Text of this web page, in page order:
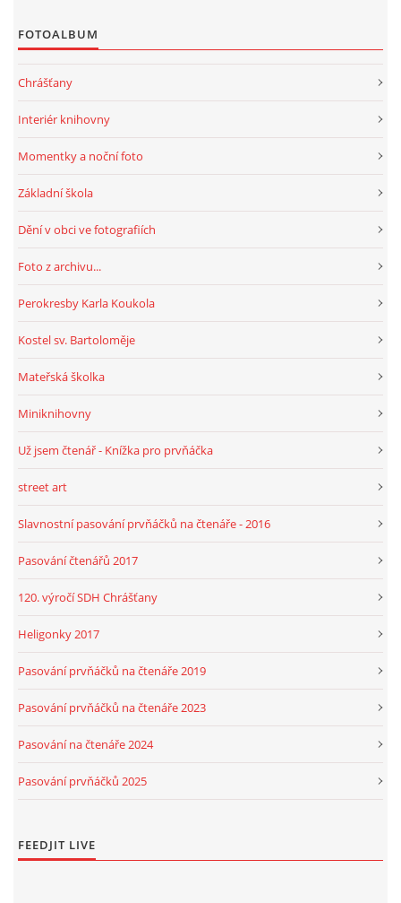
PODĚKOVÁNÍ
SLUŽBY
HRY, KVÍZY, VZDĚLÁVÁNÍ ON-LINE
© 2026 eStránky.cz Aktualizováno: 1. 8. 2026
FOTOALBUM
Chrášťany
Interiér knihovny
Momentky a noční foto
Základní škola
Dění v obci ve fotografiích
Foto z archivu...
Perokresby Karla Koukola
Kostel sv. Bartoloměje
Mateřská školka
Miniknihovny
Už jsem čtenář - Knížka pro prvňáčka
street art
Slavnostní pasování prvňáčků na čtenáře - 2016
Pasování čtenářů 2017
120. výročí SDH Chrášťany
Heligonky 2017
Pasování prvňáčků na čtenáře 2019
Pasování prvňáčků na čtenáře 2023
Pasování na čtenáře 2024
Pasování prvňáčků 2025
FEEDJIT LIVE